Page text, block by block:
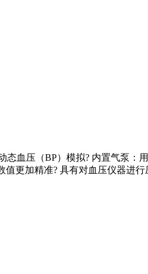
血压（BP）模拟? 内置气泵：
更加精准? 具有对血压仪器进行